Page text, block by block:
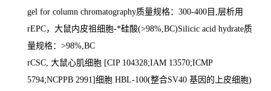
gel for column chromatography质量规格： 300-400 目 层析用
rEPC，大鼠内皮祖细胞-*硅酸(>98%,BC)Silicic acid hydrate质
量规格： >98%,BC
rCSC, 大鼠心肌细胞 [CIP 104328;IAM 13570;ICMP
5794;NCPPB 2991]细胞 HBL-100(整合SV40 基因的上皮细胞)